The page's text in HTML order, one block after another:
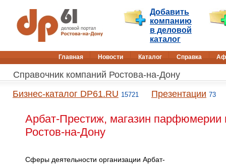
Добавить
компанию
в деловой
каталог
Главная Новости Каталог Справка
Справочник компаний Ростова-на-Дону
Бизнес-каталог DP61.RU 15721 Презентации 73
Арбат-Престиж, магазин
Ростов-на-Дону
Сферы деятельности организации Арбат-